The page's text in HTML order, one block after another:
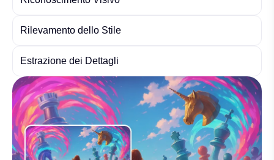
Rilevamento dello Stile
Estrazione dei Dettagli